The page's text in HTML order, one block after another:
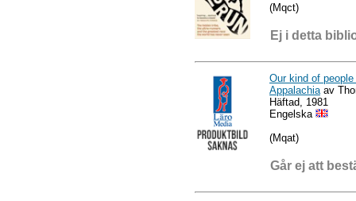
(Mqct)
Ej i detta
Our kind of
Appalachia av
Häftad, 1981
Engelska
(Mqat)
Går ej att